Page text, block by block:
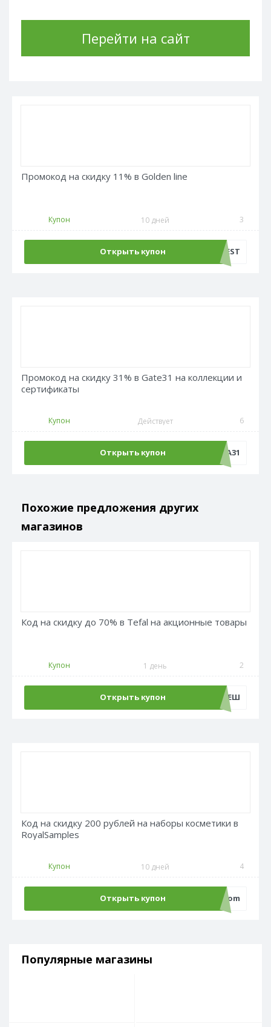
Перейти на сайт
Промокод на скидку 11% в Golden line
Купон 10 дней 3
Открыть купон FEST
Промокод на скидку 31% в Gate31 на коллекции и
сертификаты
Купон Действует 6
Открыть купон НАДЕЖДА31
Похожие предложения других
магазинов
Код на скидку до 70% в Tefal на акционные товары
Купон 1 день 2
Открыть купон ФЛЕШ
Код на скидку 200 рублей на наборы косметики в
RoyalSamples
Купон 10 дней 4
Открыть купон ecom
Популярные магазины